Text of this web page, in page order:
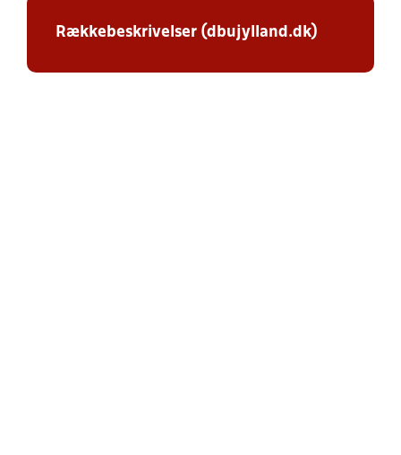
Rækkebeskrivelser (dbujylland.dk)